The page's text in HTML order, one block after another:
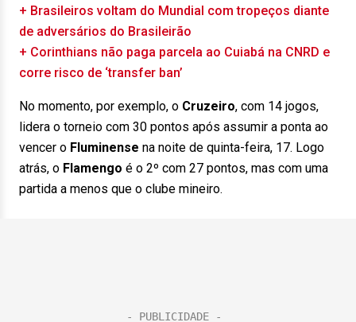
+ Brasileiros voltam do Mundial com tropeços diante
de adversários do Brasileirão
+ Corinthians não paga parcela ao Cuiabá na CNRD e
corre risco de ‘transfer ban’
No momento, por exemplo, o Cruzeiro, com 14 jogos,
lidera o torneio com 30 pontos após assumir a ponta ao
vencer o Fluminense na noite de quinta-feira, 17. Logo
atrás, o Flamengo é o 2º com 27 pontos, mas com uma
partida a menos que o clube mineiro.